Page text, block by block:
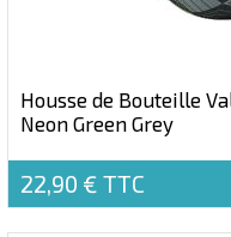
Housse de Bouteille
Neon Green Grey
22,90 € TTC